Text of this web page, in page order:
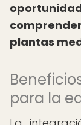
plantas
para la